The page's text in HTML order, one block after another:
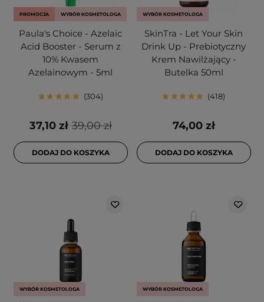
PROMOCJA WYBÓR KOSMETOLOGA
Paula's Choice - Azelaic
Acid Booster - Serum z
10% Kwasem
Azelainowym - 5ml
304
39,00 zł
37,10 zł
DODAJ DO KOSZYKA
WYBÓR KOSMETOLOGA
SkinTra - Let Your Skin
Drink Up - Prebiotyczny
Krem Nawilżający -
Butelka 50ml
418
74,00 zł
DODAJ DO KOSZYKA
WYBÓR KOSMETOLOGA WYBÓR KOSMETOLOGA